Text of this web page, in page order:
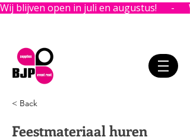
Wij blijven open in juli en augustus!      -
< Back
Feestmateriaal huren